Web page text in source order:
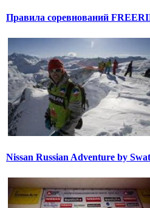
Правила соревнований
Nissan Russian Adventure by